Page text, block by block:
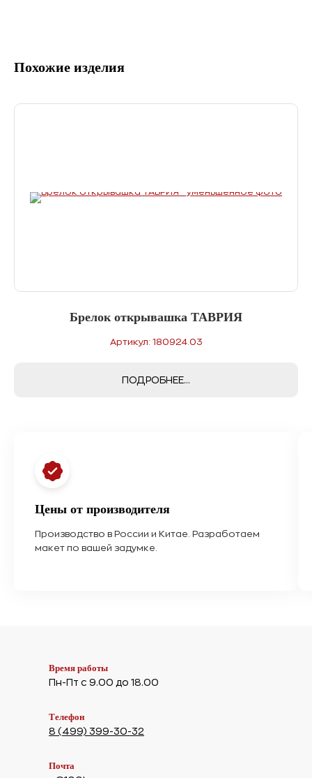
Похожие изделия
Брелок открывашка ТАВРИЯ
Артикул: 180924.03
ПОДРОБНЕЕ...
Цены от производителя
Производство в России и Китае. Разработаем
макет по вашей задумке.
Время работы
Пн-Пт с 9.00 до 18.00
Телефон
8 (499) 399-30-32
Почта